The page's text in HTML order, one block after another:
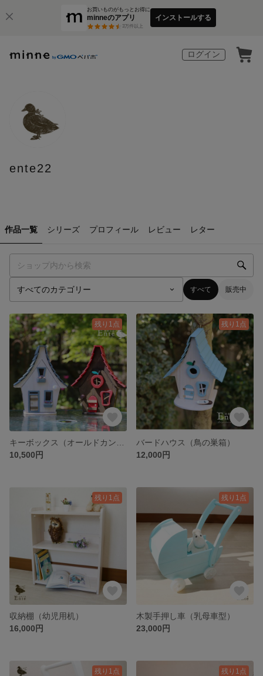
お買いものがもっとお得に
minneのアプリ
3万件以上
インストールする
ログイン
ente22
作品一覧 シリーズ プロフィール レビュー レター
すべて 販売中
残り1点
10,500円
残り1点
バードハウス（鳥の巣箱）
12,000円
残り1点
収納棚（幼児用机）
16,000円
残り1点
木製手押し車（乳母車型）
23,000円
残り1点 残り1点